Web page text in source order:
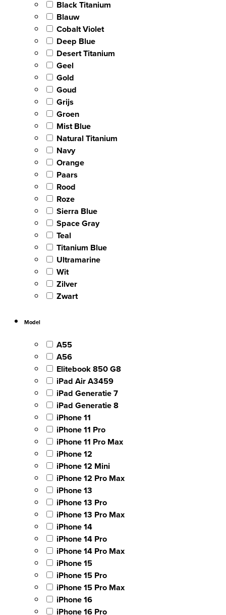
Black Titanium
Blauw
Cobalt Violet
Deep Blue
Desert Titanium
Geel
Gold
Goud
Grijs
Groen
Mist Blue
Natural Titanium
Navy
Orange
Paars
Rood
Roze
Sierra Blue
Space Gray
Teal
Titanium Blue
Ultramarine
Wit
Zilver
Zwart
Model
A55
A56
Elitebook 850 G8
iPad Air A3459
iPad Generatie 7
iPad Generatie 8
iPhone 11
iPhone 11 Pro
iPhone 11 Pro Max
iPhone 12
iPhone 12 Mini
iPhone 12 Pro Max
iPhone 13
iPhone 13 Pro
iPhone 13 Pro Max
iPhone 14
iPhone 14 Pro
iPhone 14 Pro Max
iPhone 15
iPhone 15 Pro
iPhone 15 Pro Max
iPhone 16
iPhone 16 Pro